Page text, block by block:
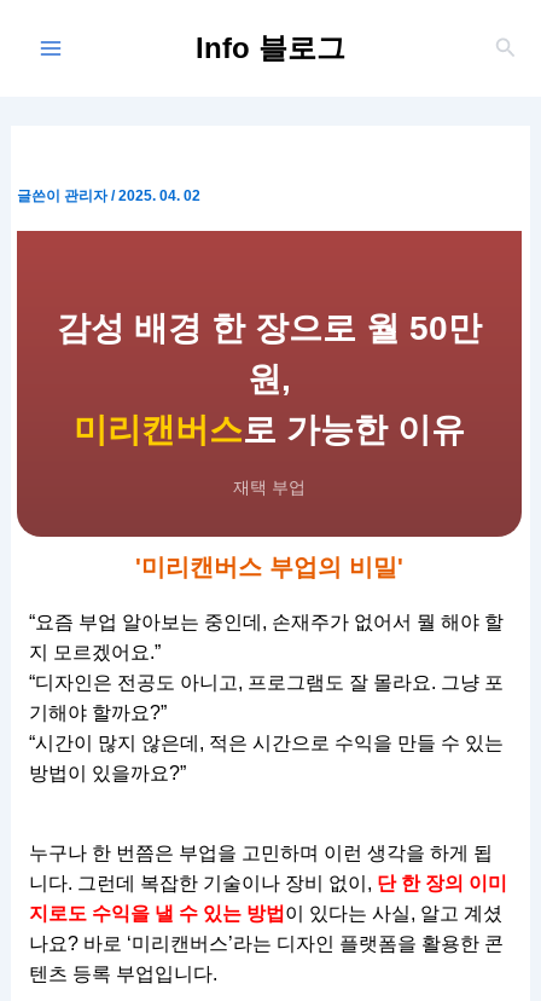
뛰
Info 블로그
검
글쓴이 관리자/2025. 04. 02
감성 배경 한 장으로 월 50만
원,
미리캔버스로 가능한 이유
재택 부업
'미리캔버스 부업의 비밀'
“요즘 부업 알아보는 중인데, 손재주가 없어서 뭘 해야 할
지 모르겠어요.”
“디자인은 전공도 아니고, 프로그램도 잘 몰라요. 그냥 포
기해야 할까요?”
“시간이 많지 않은데, 적은 시간으로 수익을 만들 수 있는
방법이 있을까요?”
누구나 한 번쯤은 부업을 고민하며 이런 생각을 하게 됩
니다. 그런데 복잡한 기술이나 장비 없이, 단 한 장의 이미
지로도 수익을 낼 수 있는 방법 이 있다는 사실, 알고 계셨
나요? 바로 ‘미리캔버스’라는 디자인 플랫폼을 활용한 콘
텐츠 등록 부업입니다.